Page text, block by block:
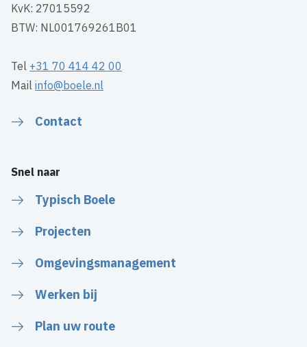
KvK: 27015592
BTW: NL001769261B01
Tel +31 70 414 42 00
Mailinfo@boele.nl
Contact
Snel naar
Typisch Boele
Projecten
Omgevingsmanagement
Werken bij
Plan uw route